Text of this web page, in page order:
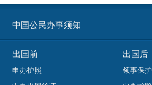
中国公民办事须知
出国前
申办护照
出国后
领事保护